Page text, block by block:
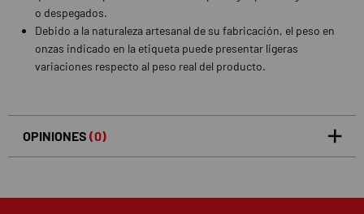
o despegados.
Debido a la naturaleza artesanal de su fabricación, el peso en
onzas indicado en la etiqueta puede presentar ligeras
variaciones respecto al peso real del producto.
OPINIONES (0)
5
4
0%